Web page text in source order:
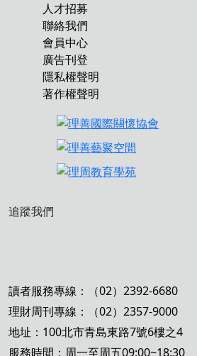
人才招募
聯絡我們
會員中心
廣告刊登
隱私權聲明
著作權聲明
追蹤我們
讀者服務專線：（02）2392-6680
理財周刊專線：（02）2357-9000
地址：100北市青島東路7號6樓之4
服務時間：周一至周五09:00~18:30